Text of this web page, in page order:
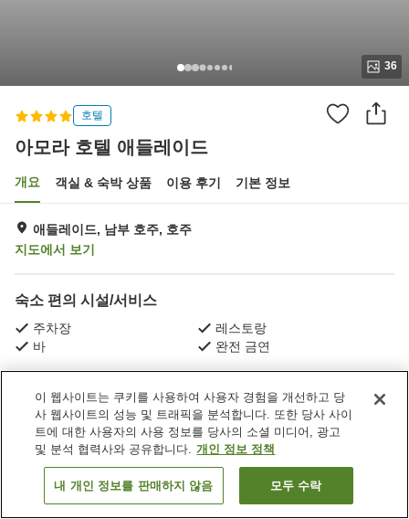
36
호텔
아모라 호텔 애들레이드
개요 객실 & 숙박 상품 이용 후기 기본 정보
애들레이드, 남부 호주, 호주
지도에서 보기
숙소 편의 시설/서비스
주차장
레스토랑
바
완전 금연
호주 남부 호주 애들레이드 아모라 호텔 애들레이드
객실 보기
이 웹사이트는 쿠키를 사용하여 사용자 경험을 개선하고 당
사 웹사이트의 성능 및 트래픽을 분석합니다. 또한 당사 사이
트에 대한 사용자의 사용 정보를 당사의 소셜 미디어, 광고
및 분석 협력사와 공유합니다. 개인 정보 정책
내 개인 정보를 판매하지 않음 모두 수락